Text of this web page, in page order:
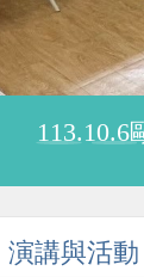
演講與活動